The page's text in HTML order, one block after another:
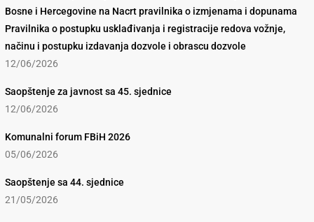
Bosne i Hercegovine na Nacrt pravilnika o izmjenama i dopunama
Pravilnika o postupku usklađivanja i registracije redova vožnje,
načinu i postupku izdavanja dozvole i obrascu dozvole
12/06/2026
Saopštenje za javnost sa 45. sjednice
12/06/2026
Komunalni forum FBiH 2026
05/06/2026
Saopštenje sa 44. sjednice
21/05/2026